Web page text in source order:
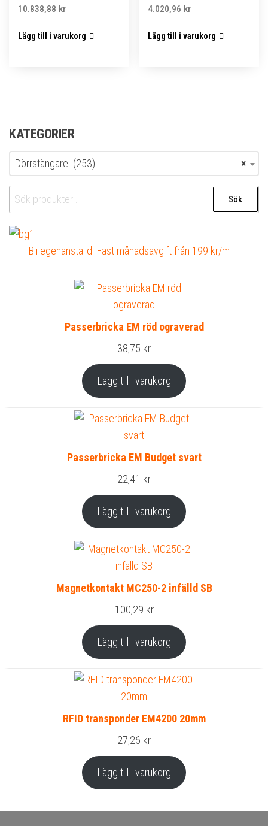
10.838,88 kr
Lägg till i varukorg
4.020,96 kr
Lägg till i varukorg
KATEGORIER
×
Dörrstängare (253)
Sök
efter:
Sök
Bli egenanställd. Fast månadsavgift från 199 kr/m
Passerbricka EM röd ograverad
38,75 kr
Lägg till i varukorg
Passerbricka EM Budget svart
22,41 kr
Lägg till i varukorg
Magnetkontakt MC250-2 infälld SB
100,29 kr
Lägg till i varukorg
RFID transponder EM4200 20mm
27,26 kr
Lägg till i varukorg